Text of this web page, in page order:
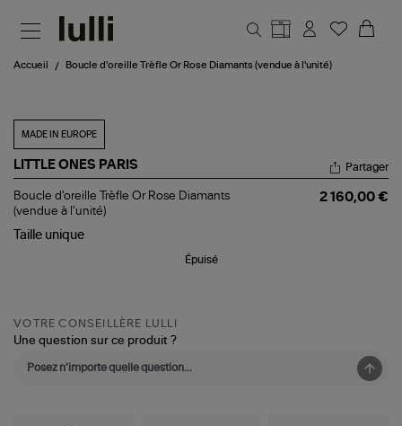
Accueil Boucle d'oreille Trèfle Or Rose Diamants (vendue à l'unité)
MADE IN EUROPE
LITTLE ONES PARIS
Boucle
d'oreille
Or
Partager
Boucle d'oreille Trèfle Or Rose Diamants
(vendue à l'unité)
2 160,00 €
Taille unique
Épuisé
VOTRE CONSEILLÈRE LULLI
Une question sur ce produit ?